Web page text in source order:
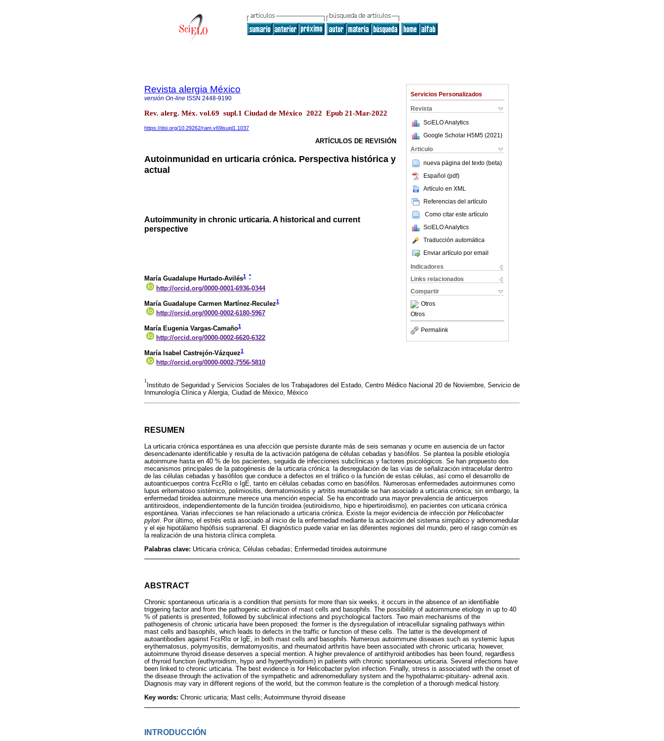
Servicios Personalizados
Revista
SciELO Analytics
Google Scholar H5M5 (2021 )
Articulo
nueva página del texto (beta)
Español (pdf)
Artículo en XML
Referencias del artículo
Como citar este artículo
SciELO Analytics
Traducción automática
Enviar artículo por email
Indicadores
Links relacionados
Compartir
Otros
Otros
Permalink
Revista alergia México
versión On-line ISSN 2448-9190
Rev. alerg. Méx. vol.69 supl.1 Ciudad de México 2022 Epub 21-Mar-2022
https://doi.org/10.29262/ram.v69isupl1.1037
ARTÍCULOS DE REVISIÓN
Autoinmunidad en urticaria crónica. Perspectiva histórica y
actual
Autoimmunity in chronic urticaria. A historical and current
perspective
María Guadalupe Hurtado-Avilés1 *
http://orcid.org/0000-0001-6936-0344
María Guadalupe Carmen Martínez-Reculez1
http://orcid.org/0000-0002-6180-5967
María Eugenia Vargas-Camaño1
http://orcid.org/0000-0002-6620-6322
María Isabel Castrejón-Vázquez1
http://orcid.org/0000-0002-7556-5810
1
Instituto de Seguridad y Servicios Sociales de los Trabajadores del Estado, Centro Médico Nacional 20 de Noviembre, Servicio de
Inmunología Clínica y Alergia, Ciudad de México, México
RESUMEN
La urticaria crónica espontánea es una afección que persiste durante más de seis semanas y ocurre en ausencia de un factor
desencadenante identificable y resulta de la activación patógena de células cebadas y basófilos. Se plantea la posible etiología
autoinmune hasta en 40 % de los pacientes, seguida de infecciones subclínicas y factores psicológicos. Se han propuesto dos
mecanismos principales de la patogénesis de la urticaria crónica: la desregulación de las vías de señalización intracelular dentro
de las células cebadas y basófilos que conduce a defectos en el tráfico o la función de estas células, así como el desarrollo de
autoanticuerpos contra FcεRIα o IgE, tanto en células cebadas como en basófilos. Numerosas enfermedades autoinmunes como
lupus eritematoso sistémico, polimiositis, dermatomiositis y artritis reumatoide se han asociado a urticaria crónica; sin embargo, la
enfermedad tiroidea autoinmune merece una mención especial. Se ha encontrado una mayor prevalencia de anticuerpos
antitiroideos, independientemente de la función tiroidea (eutiroidismo, hipo e hipertiroidismo), en pacientes con urticaria crónica
espontánea. Varias infecciones se han relacionado a urticaria crónica. Existe la mejor evidencia de infección por Helicobacter
pylori . Por último, el estrés está asociado al inicio de la enfermedad mediante la activación del sistema simpático y adrenomedular
y el eje hipotálamo hipófisis suprarrenal. El diagnóstico puede variar en las diferentes regiones del mundo, pero el rasgo común es
la realización de una historia clínica completa.
Palabras clave: Urticaria crónica; Células cebadas; Enfermedad tiroidea autoinmune
ABSTRACT
Chronic spontaneous urticaria is a condition that persists for more than six weeks, it occurs in the absence of an identifiable
triggering factor and from the pathogenic activation of mast cells and basophils. The possibility of autoimmune etiology in up to 40
% of patients is presented, followed by subclinical infections and psychological factors. Two main mechanisms of the
pathogenesis of chronic urticaria have been proposed: the former is the dysregulation of intracellular signaling pathways within
mast cells and basophils, which leads to defects in the traffic or function of these cells. The latter is the development of
autoantibodies against FcεRIα or IgE, in both mast cells and basophils. Numerous autoimmune diseases such as systemic lupus
erythematosus, polymyositis, dermatomyositis, and rheumatoid arthritis have been associated with chronic urticaria; however,
autoimmune thyroid disease deserves a special mention. A higher prevalence of antithyroid antibodies has been found, regardless
of thyroid function (euthyroidism, hypo and hyperthyroidism) in patients with chronic spontaneous urticaria. Several infections have
been linked to chronic urticaria. The best evidence is for Helicobacter pylori infection. Finally, stress is associated with the onset of
the disease through the activation of the sympathetic and adrenomedullary system and the hypothalamic-pituitary- adrenal axis.
Diagnosis may vary in different regions of the world, but the common feature is the completion of a thorough medical history.
Key words: Chronic urticaria; Mast cells; Autoimmune thyroid disease
INTRODUCCIÓN